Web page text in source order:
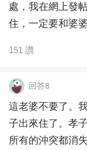
處，我在網上發
住，一定要和婆
151 讚
回答8
這老婆不要了。
子出來住了。孝
所有的沖突都消